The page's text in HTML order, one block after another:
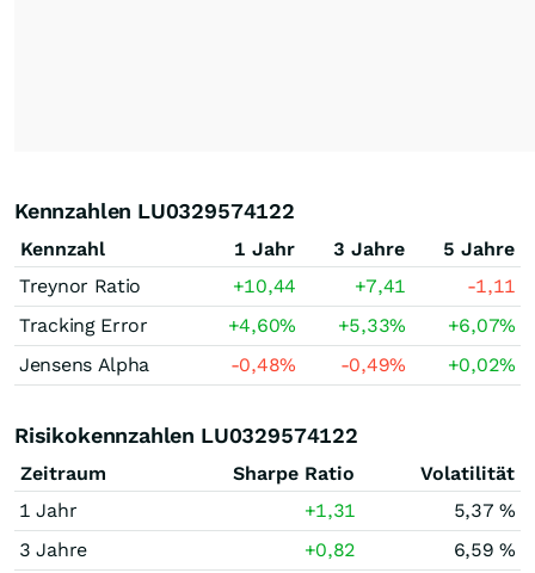
Kennzahlen LU0329574122
Kennzahl 1 Jahr 3 Jahre
5 Jahre
Treynor Ratio
+10,44 +7,41
-1,11
Tracking Error
+4,60% +5,33% +6,07%
Jensens Alpha
-0,48% -0,49% +0,02%
Risikokennzahlen LU0329574122
Zeitraum Sharpe Ratio
Volatilität
1 Jahr
+1,31
5,37 %
3 Jahre
+0,82
6,59 %